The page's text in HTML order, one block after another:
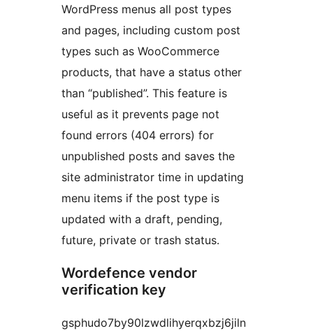
WordPress menus all post types
and pages, including custom post
types such as WooCommerce
products, that have a status other
than “published”. This feature is
useful as it prevents page not
found errors (404 errors) for
unpublished posts and saves the
site administrator time in updating
menu items if the post type is
updated with a draft, pending,
future, private or trash status.
Wordefence vendor
verification key
gsphudo7by90lzwdlihyerqxbzj6jiln